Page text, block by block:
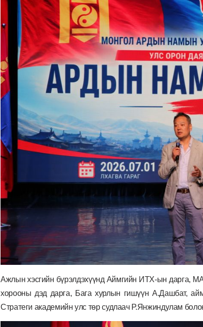
Ажлын хэсгийн бүрэлдэхүүнд Аймгийн ИТХ-ын дарга,
хорооны дэд дарга, Бага хурлын гишүүн А.Дашбат,
Стратеги академийн улс төр судлаач Р.Янжиндулам